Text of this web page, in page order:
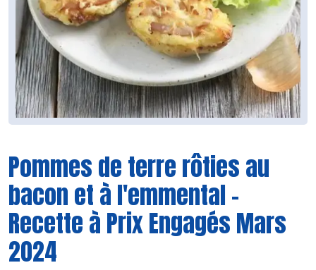
Pommes de terre rôties au
bacon et à l'emmental -
Recette à Prix Engagés Mars
2024